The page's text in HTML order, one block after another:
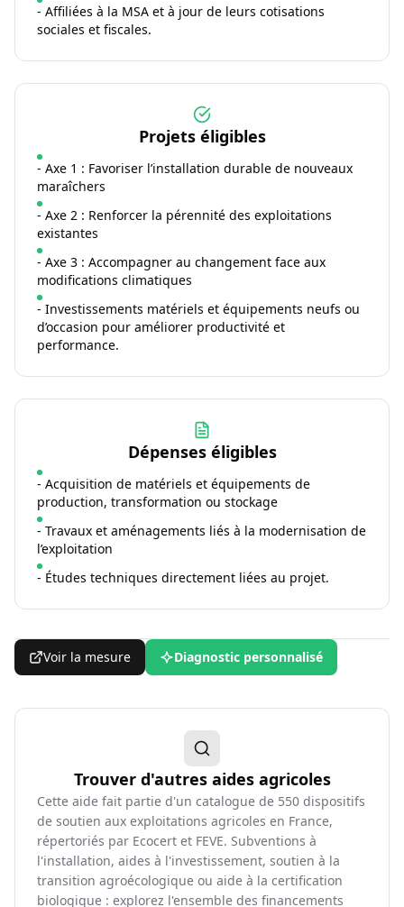
- Affiliées à la MSA et à jour de leurs cotisations
sociales et fiscales.
Projets éligibles
- Axe 1 : Favoriser l’installation durable de nouveaux
maraîchers
- Axe 2 : Renforcer la pérennité des exploitations
existantes
- Axe 3 : Accompagner au changement face aux
modifications climatiques
- Investissements matériels et équipements neufs ou
d’occasion pour améliorer productivité et
performance.
Dépenses éligibles
- Acquisition de matériels et équipements de
production, transformation ou stockage
- Travaux et aménagements liés à la modernisation de
l’exploitation
- Études techniques directement liées au projet.
Voir la mesure Diagnostic personnalisé
Trouver d'autres aides agricoles
Cette aide fait partie d'un catalogue de 550 dispositifs
de soutien aux exploitations agricoles en France,
répertoriés par Ecocert et FEVE. Subventions à
l'installation, aides à l'investissement, soutien à la
transition agroécologique ou aide à la certification
biologique : explorez l'ensemble des financements